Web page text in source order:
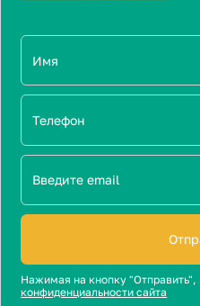
Нажимая на кнопку "Отправить",
конфиденциальности сайта